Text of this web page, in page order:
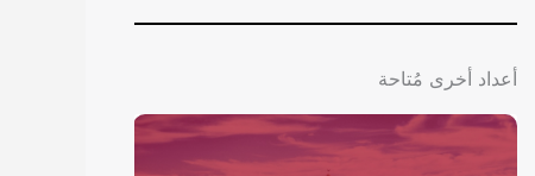
أعداد أخرى مُتاحة